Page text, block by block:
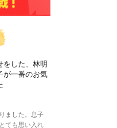
をした、林明
が一番のお気
ました。息子
ても思い入れ